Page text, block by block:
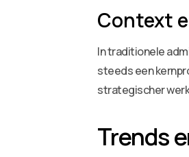
Context
In traditionele
steeds een
strategischer
Trends